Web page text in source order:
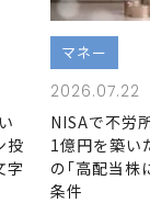
投
字
マネー
2026.07.22
NISAで不労
1億円を築い
の｢高配当株
条件